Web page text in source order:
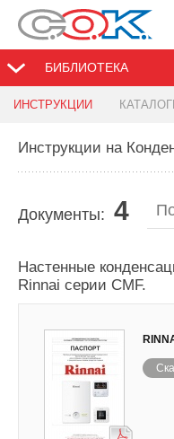
БИБЛИОТЕКА
ИНСТРУКЦИИ
Инструкции на
Документы: 4
Настенные
Rinnai серии CMF.